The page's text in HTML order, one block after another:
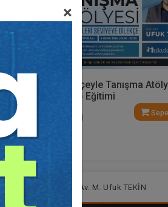
×
Ekle
Dilekçeyle Tanışma
Video Eğitimi
300
Av. M. Ufuk TEKİN